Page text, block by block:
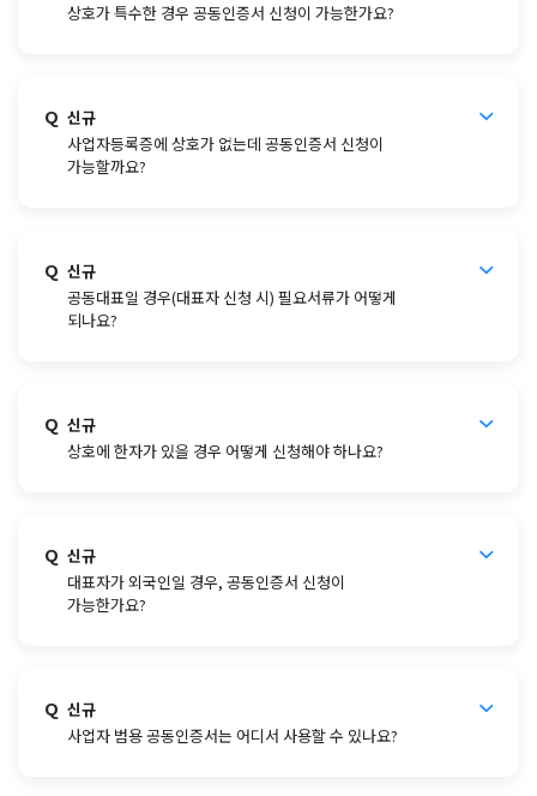
상호가 특수한 경우 공동인증서 신청이 가능한가요?
Q 신규
사업자등록증에 상호가 없는데 공동인증서 신청이
가능할까요?
Q 신규
공동대표일 경우(대표자 신청 시) 필요서류가 어떻게
되나요?
Q 신규
상호에 한자가 있을 경우 어떻게 신청해야 하나요?
Q 신규
대표자가 외국인일 경우, 공동인증서 신청이
가능한가요?
Q 신규
사업자 범용 공동인증서는 어디서 사용할 수 있나요?